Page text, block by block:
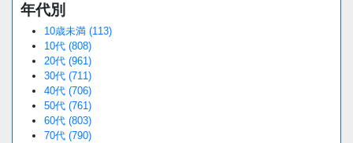
年代別
10歳未満 (113)
10代 (808)
20代 (961)
30代 (711)
40代 (706)
50代 (761)
60代 (803)
70代 (790)